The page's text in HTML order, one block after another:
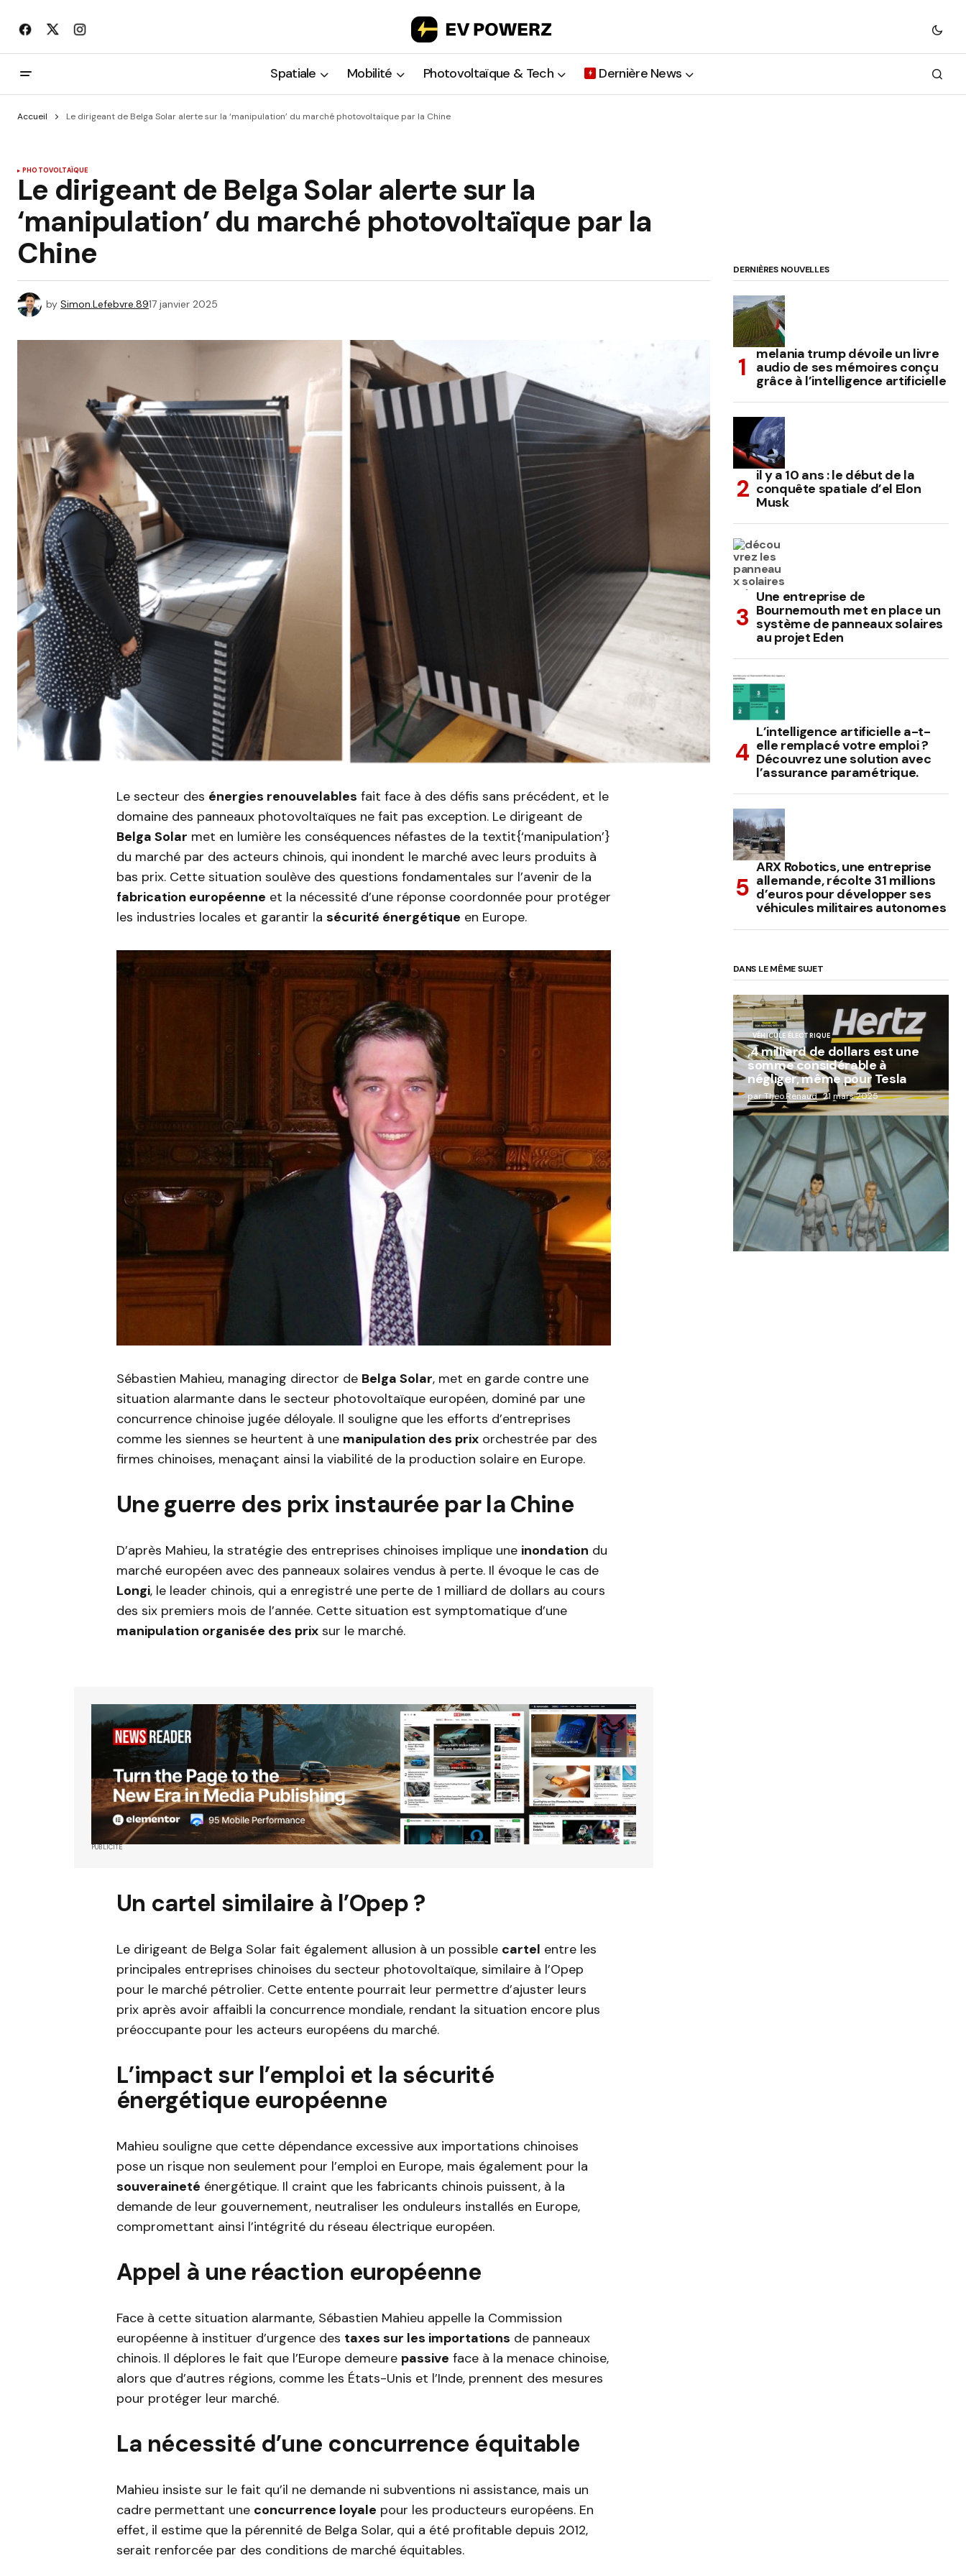
Spatiale Mobilité Photovoltaïque & Tech Dernière News
Accueil Le dirigeant de Belga Solar alerte sur la ‘manipulation’ du marché photovoltaïque par la Chine
PHOTOVOLTAÏQUE
Le dirigeant de Belga Solar alerte sur la
‘manipulation’ du marché photovoltaïque par la
Chine
by Simon.Lefebvre.8917 janvier 2025
Le secteur des énergies renouvelables fait face à des défis sans précédent, et le
domaine des panneaux photovoltaïques ne fait pas exception. Le dirigeant de
Belga Solar met en lumière les conséquences néfastes de la textit{‘manipulation’}
du marché par des acteurs chinois, qui inondent le marché avec leurs produits à
bas prix. Cette situation soulève des questions fondamentales sur l’avenir de la
fabrication européenne et la nécessité d’une réponse coordonnée pour protéger
les industries locales et garantir la sécurité énergétique en Europe.
Sébastien Mahieu, managing director de Belga Solar, met en garde contre une
situation alarmante dans le secteur photovoltaïque européen, dominé par une
concurrence chinoise jugée déloyale. Il souligne que les efforts d’entreprises
comme les siennes se heurtent à une manipulation des prix orchestrée par des
firmes chinoises, menaçant ainsi la viabilité de la production solaire en Europe.
Une guerre des prix instaurée par la Chine
D’après Mahieu, la stratégie des entreprises chinoises implique une inondation du
marché européen avec des panneaux solaires vendus à perte. Il évoque le cas de
Longi, le leader chinois, qui a enregistré une perte de 1 milliard de dollars au cours
des six premiers mois de l’année. Cette situation est symptomatique d’une
manipulation organisée des prix sur le marché.
PUBLICITÉ
Un cartel similaire à l’Opep ?
Le dirigeant de Belga Solar fait également allusion à un possible cartel entre les
principales entreprises chinoises du secteur photovoltaïque, similaire à l’Opep
pour le marché pétrolier. Cette entente pourrait leur permettre d’ajuster leurs
prix après avoir affaibli la concurrence mondiale, rendant la situation encore plus
préoccupante pour les acteurs européens du marché.
L’impact sur l’emploi et la sécurité
énergétique européenne
Mahieu souligne que cette dépendance excessive aux importations chinoises
pose un risque non seulement pour l’emploi en Europe, mais également pour la
souveraineté énergétique. Il craint que les fabricants chinois puissent, à la
demande de leur gouvernement, neutraliser les onduleurs installés en Europe,
compromettant ainsi l’intégrité du réseau électrique européen.
Appel à une réaction européenne
Face à cette situation alarmante, Sébastien Mahieu appelle la Commission
européenne à instituer d’urgence des taxes sur les importations de panneaux
chinois. Il déplores le fait que l’Europe demeure passive face à la menace chinoise,
alors que d’autres régions, comme les États-Unis et l’Inde, prennent des mesures
pour protéger leur marché.
La nécessité d’une concurrence équitable
Mahieu insiste sur le fait qu’il ne demande ni subventions ni assistance, mais un
cadre permettant une concurrence loyale pour les producteurs européens. En
effet, il estime que la pérennité de Belga Solar, qui a été profitable depuis 2012,
serait renforcée par des conditions de marché équitables.
DERNIÈRES NOUVELLES
melania trump dévoile un livre
audio de ses mémoires conçu
grâce à l’intelligence artificielle
il y a 10 ans : le début de la
conquête spatiale d’el Elon
Musk
Une entreprise de
Bournemouth met en place un
système de panneaux solaires
au projet Eden
L’intelligence artificielle a-t-
elle remplacé votre emploi ?
Découvrez une solution avec
l’assurance paramétrique.
ARX Robotics, une entreprise
allemande, récolte 31 millions
d’euros pour développer ses
véhicules militaires autonomes
DANS LE MÊME SUJET
VÉHICULE ÉLECTRIQUE
,4 milliard de dollars est une
somme considérable à
négliger, même pour Tesla
par Theo.Renaud 21 mars 2025
« Abandon des géants de la
robotique : Aldebaran, l’icône
française laissée à l’oubli »
par Lucie Dubois 18 mars 2025